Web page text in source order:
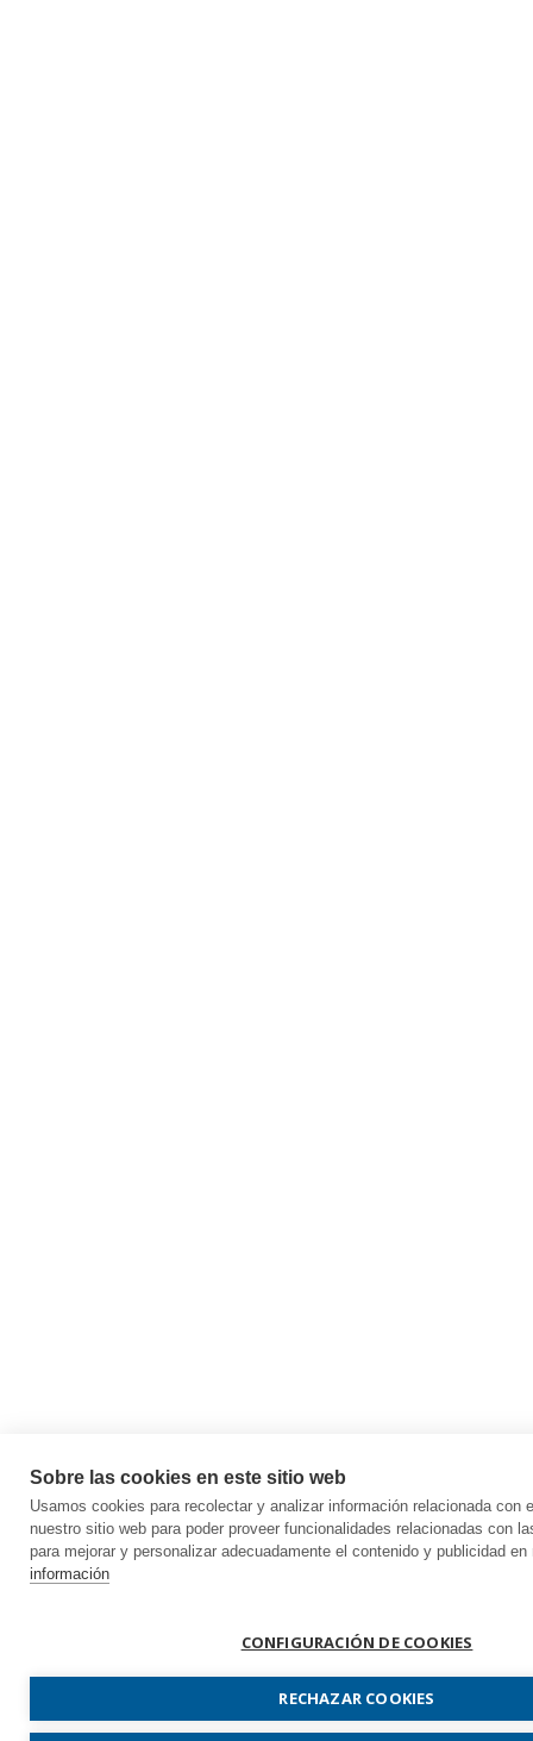
Sobre las cookies en este sitio web
Usamos cookies para recolectar y analizar información relacionada con
nuestro sitio web para poder proveer funcionalidades relacionadas con
para mejorar y personalizar adecuadamente el contenido y publicidad
información
CONFIGURACIÓN DE COOKIES
RECHAZAR COOKIES